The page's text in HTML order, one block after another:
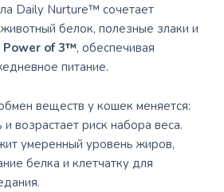
Daily Nurture™ сочетает
белок, полезные злаки и
Power of 3™, обеспечивая
питание.
веществ у кошек меняется:
и возрастает риск набора веса.
умеренный уровень жиров,
белка и клетчатку для